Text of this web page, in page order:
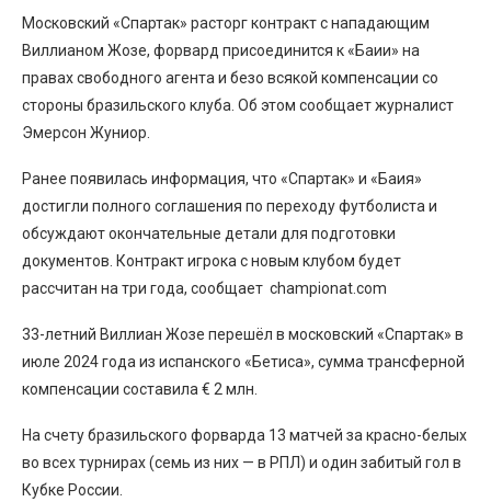
Московский «Спартак» расторг контракт с нападающим
Виллианом Жозе, форвард присоединится к «Баии» на
правах свободного агента и безо всякой компенсации со
стороны бразильского клуба. Об этом сообщает журналист
Эмерсон Жуниор.
Ранее появилась информация, что «Спартак» и «Баия»
достигли полного соглашения по переходу футболиста и
обсуждают окончательные детали для подготовки
документов. Контракт игрока с новым клубом будет
рассчитан на три года, сообщает championat.com
33-летний Виллиан Жозе перешёл в московский «Спартак» в
июле 2024 года из испанского «Бетиса», сумма трансферной
компенсации составила € 2 млн.
На счету бразильского форварда 13 матчей за красно-белых
во всех турнирах (семь из них — в РПЛ) и один забитый гол в
Кубке России.